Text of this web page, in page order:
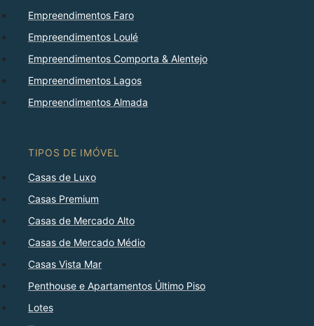
Empreendimentos Faro
Empreendimentos Loulé
Empreendimentos Comporta & Alentejo
Empreendimentos Lagos
Empreendimentos Almada
TIPOS DE IMÓVEL
Casas de Luxo
Casas Premium
Casas de Mercado Alto
Casas de Mercado Médio
Casas Vista Mar
Penthouse e Apartamentos Último Piso
Lotes